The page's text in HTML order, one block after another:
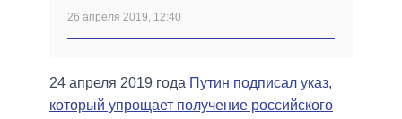
26 апреля 2019, 12:40
24 апреля 2019 года Путин подписал указ,
который упрощает получение российского